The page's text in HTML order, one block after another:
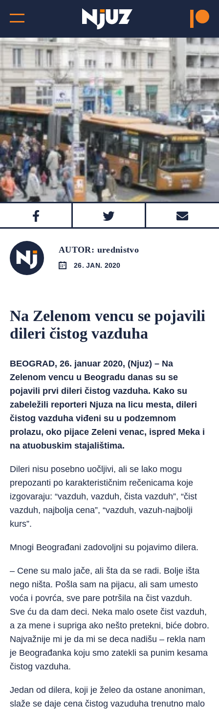
AUTOR: urednistvo
26. JAN. 2020
Na Zelenom vencu se pojavili
dileri čistog vazduha
BEOGRAD, 26. januar 2020, (Njuz) – Na
Zelenom vencu u Beogradu danas su se
pojavili prvi dileri čistog vazduha. Kako su
zabeležili reporteri Njuza na licu mesta, dileri
čistog vazduha viđeni su u podzemnom
prolazu, oko pijace Zeleni venac, ispred Meka i
na atuobuskim stajalištima.
Dileri nisu posebno uočljivi, ali se lako mogu
prepozanti po karakterističnim rečenicama koje
izgovaraju: “vazduh, vazduh, čista vazduh”, “čist
vazduh, najbolja cena”, “vazduh, vazuh-najbolji
kurs”.
Mnogi Beograđani zadovoljni su pojavimo dilera.
– Cene su malo jače, ali šta da se radi. Bolje išta
nego ništa. Pošla sam na pijacu, ali sam umesto
voća i povrća, sve pare potršila na čist vazduh.
Sve ću da dam deci. Neka malo osete čist vazduh,
a za mene i supriga ako nešto pretekni, biće dobro.
Najvažnije mi je da mi se deca nadišu – rekla nam
je Beograđanka koju smo zatekli sa punim kesama
čistog vazduha.
Jedan od dilera, koji je želeo da ostane anoniman,
slaže se daje cena čistog vazuduha trenutno malo